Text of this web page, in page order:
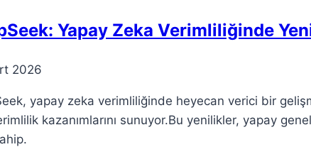
Yapay Zeka Verimliliğinde
2026
yapay zeka verimliliğinde heyecan verici bir
kazanımlarını sunuyor.Bu yenilikler, yapay